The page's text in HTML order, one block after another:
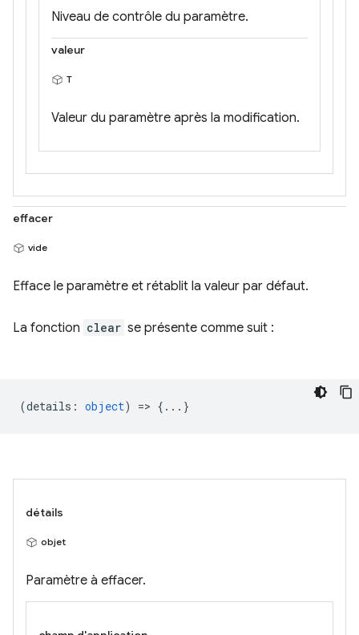
Niveau de contrôle du paramètre.
valeur
T
Valeur du paramètre après la modification.
effacer
vide
Efface le paramètre et rétablit la valeur par défaut.
La fonction clear se présente comme suit :
(details : object) => {...}
détails
objet
Paramètre à effacer.